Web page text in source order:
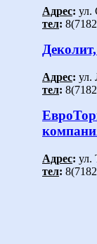
Адрес: ул.
тел:
Адрес: ул.
тел:
Адрес: ул.
тел: